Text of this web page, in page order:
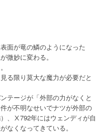
面が竜の鱗のようになった
微妙に変わる。
る限り莫大な魔力が必要だと
テージが「外部の力がなくと
が不明なせいでナツが外部の
、Ⅹ792年にはウェンディが自
なくなってきている。